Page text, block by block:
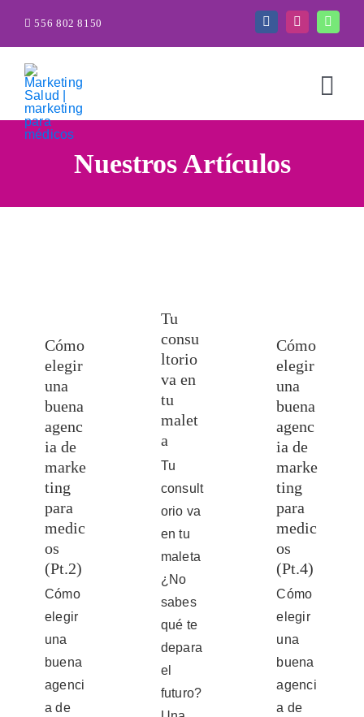
556 802 8150
Nuestros Artículos
Cómo
elegir
una
buena
agenc
ia de
marke
ting
para
medic
os
(Pt.2)
Cómo
elegir
una
buena
agenci
a de
Tu
consu
ltorio
va en
tu
malet
a
Tu
consult
orio va
en tu
maleta
¿No
sabes
qué te
depara
el
futuro?
Cómo
elegir
una
buena
agenc
ia de
marke
ting
para
medic
os
(Pt.4)
Cómo
elegir
una
buena
agenci
a de